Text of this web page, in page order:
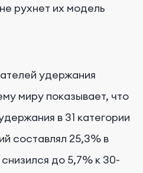
рухнет их модель
удержания
миру показывает, что
в 31 категории
составлял 25,3% в
до 5,7% к 30-